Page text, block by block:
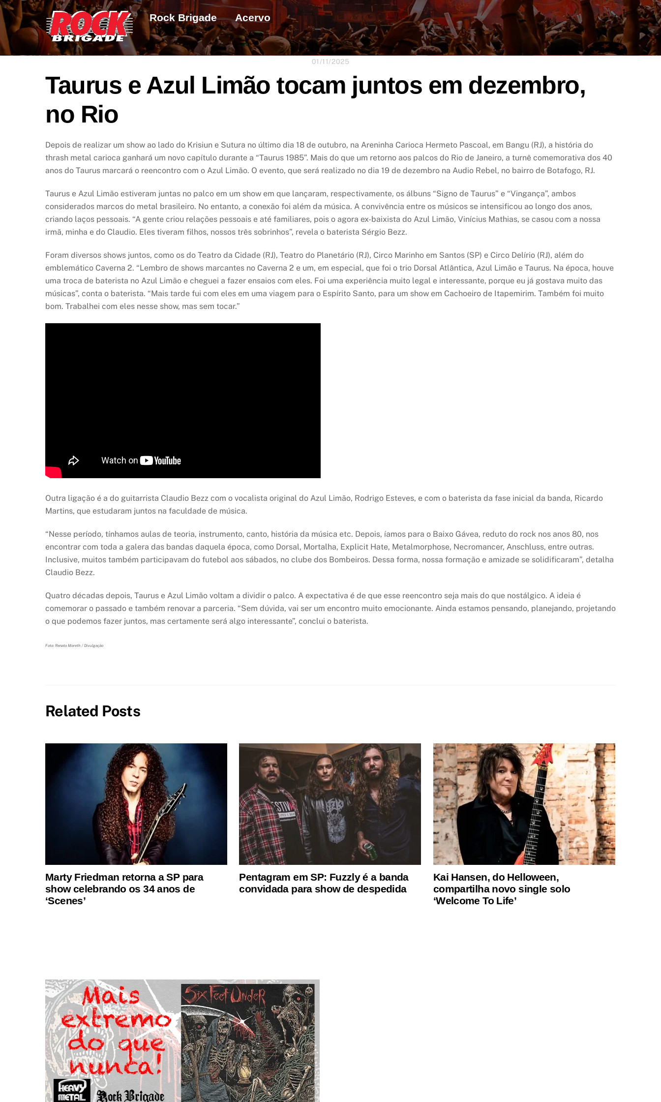
Skip
to
content
Rock Brigade Acervo
01/11/2025
Taurus e Azul Limão tocam juntos em dezembro,
no Rio
Depois de realizar um show ao lado do Krisiun e Sutura no último dia 18 de outubro, na Areninha Carioca Hermeto Pascoal, em Bangu (RJ), a história do
thrash metal carioca ganhará um novo capítulo durante a “Taurus 1985”. Mais do que um retorno aos palcos do Rio de Janeiro, a turnê comemorativa dos 40
anos do Taurus marcará o reencontro com o Azul Limão. O evento, que será realizado no dia 19 de dezembro na Audio Rebel, no bairro de Botafogo, RJ.
Taurus e Azul Limão estiveram juntas no palco em um show em que lançaram, respectivamente, os álbuns “Signo de Taurus” e “Vingança”, ambos
considerados marcos do metal brasileiro. No entanto, a conexão foi além da música. A convivência entre os músicos se intensificou ao longo dos anos,
criando laços pessoais. “A gente criou relações pessoais e até familiares, pois o agora ex-baixista do Azul Limão, Vinícius Mathias, se casou com a nossa
irmã, minha e do Claudio. Eles tiveram filhos, nossos três sobrinhos”, revela o baterista Sérgio Bezz.
Foram diversos shows juntos, como os do Teatro da Cidade (RJ), Teatro do Planetário (RJ), Circo Marinho em Santos (SP) e Circo Delírio (RJ), além do
emblemático Caverna 2. “Lembro de shows marcantes no Caverna 2 e um, em especial, que foi o trio Dorsal Atlântica, Azul Limão e Taurus. Na época, houve
uma troca de baterista no Azul Limão e cheguei a fazer ensaios com eles. Foi uma experiência muito legal e interessante, porque eu já gostava muito das
músicas”, conta o baterista. “Mais tarde fui com eles em uma viagem para o Espírito Santo, para um show em Cachoeiro de Itapemirim. Também foi muito
bom. Trabalhei com eles nesse show, mas sem tocar.”
Outra ligação é a do guitarrista Claudio Bezz com o vocalista original do Azul Limão, Rodrigo Esteves, e com o baterista da fase inicial da banda, Ricardo
Martins, que estudaram juntos na faculdade de música.
“Nesse período, tínhamos aulas de teoria, instrumento, canto, história da música etc. Depois, íamos para o Baixo Gávea, reduto do rock nos anos 80, nos
encontrar com toda a galera das bandas daquela época, como Dorsal, Mortalha, Explicit Hate, Metalmorphose, Necromancer, Anschluss, entre outras.
Inclusive, muitos também participavam do futebol aos sábados, no clube dos Bombeiros. Dessa forma, nossa formação e amizade se solidificaram”, detalha
Claudio Bezz.
Quatro décadas depois, Taurus e Azul Limão voltam a dividir o palco. A expectativa é de que esse reencontro seja mais do que nostálgico. A ideia é
comemorar o passado e também renovar a parceria. “Sem dúvida, vai ser um encontro muito emocionante. Ainda estamos pensando, planejando, projetando
o que podemos fazer juntos, mas certamente será algo interessante”, conclui o baterista.
Foto: Renato Moreth / Divulgação
Related Posts
Marty Friedman retorna a SP para
show celebrando os 34 anos de
‘Scenes’
Pentagram em SP: Fuzzly é a banda
convidada para show de despedida
Kai Hansen, do Helloween,
compartilha novo single solo
‘Welcome To Life’